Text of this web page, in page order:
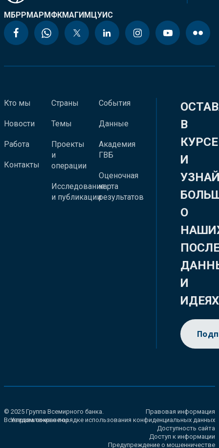
МБРРМАРМФКМАГИМЦУИС
Кто мы
Новости
Работа
Контакты
Страны
Темы
Проекты
и
операции
Исследования
и публикации
События
Данные
Академия
ГВБ
Оценочная
карта
результатов
В
КУРСЕ
И
О
И
ИДЕЯХ
© 2025 Группа Всемирного банка.
Все права сохранены.
Правовая информация
Уведомление о порядке использования конфиденциальных данных
Доступность сайта
Доступ к информации
Предупреждение о мошенничестве